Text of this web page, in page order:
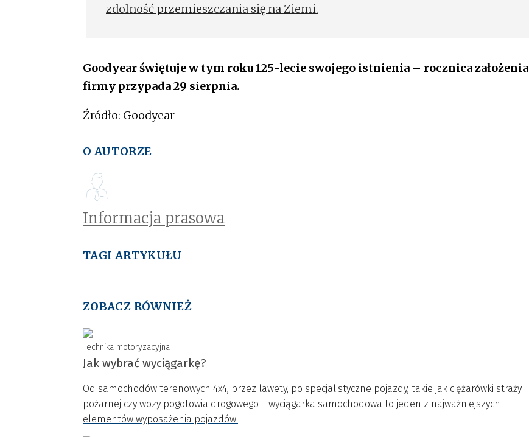
zdolność przemieszczania się na Ziemi.
Goodyear świętuje w tym roku 125-lecie swojego istnienia – rocznica założenia
firmy przypada 29 sierpnia.
Źródło: Goodyear
O AUTORZE
Informacja prasowa
TAGI ARTYKUŁU
ZOBACZ RÓWNIEŻ
Technika motoryzacyjna
Jak wybrać wyciągarkę?
Od samochodów terenowych 4x4, przez lawety, po specjalistyczne pojazdy, takie jak ciężarówki straży
pożarnej czy wozy pogotowia drogowego – wyciągarka samochodowa to jeden z najważniejszych
elementów wyposażenia pojazdów.